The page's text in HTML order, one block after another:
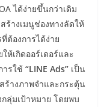
ได้ง่ายขึ้นกว่าเดิม
ร้างเมนูช่องทางลัดให้
ต้องการได้ง่าย
ห้เกิดออร์เดอร์และ
ารใช้ “LINE Ads” เป็น
ร้างภาพจำและกระตุ้น
ลุ่มเป้าหมาย โดยพบ